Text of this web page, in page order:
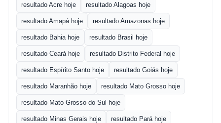
resultado Acre hoje resultado Alagoas hoje
resultado Amapá hoje resultado Amazonas hoje
resultado Bahia hoje resultado Brasil hoje
resultado Ceará hoje resultado Distrito Federal hoje
resultado Espírito Santo hoje resultado Goiás hoje
resultado Maranhão hoje resultado Mato Grosso hoje
resultado Mato Grosso do Sul hoje
resultado Minas Gerais hoje resultado Pará hoje